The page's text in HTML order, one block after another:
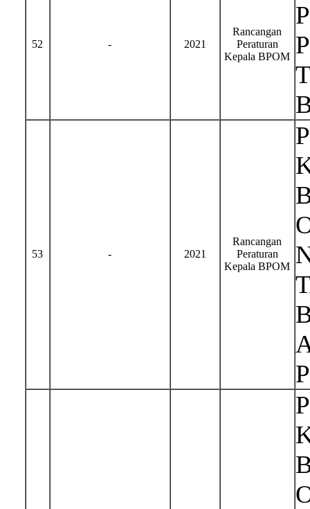
52 - 2021
Rancangan
Peraturan
Kepala BPOM
53 - 2021
Rancangan
Peraturan
Kepala BPOM